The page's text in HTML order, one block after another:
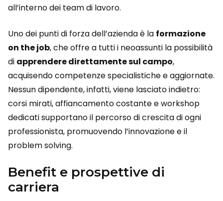
all’interno dei team di lavoro.
Uno dei punti di forza dell’azienda è la formazione
on the job, che offre a tutti i neoassunti la possibilità
di apprendere direttamente sul campo,
acquisendo competenze specialistiche e aggiornate.
Nessun dipendente, infatti, viene lasciato indietro:
corsi mirati, affiancamento costante e workshop
dedicati supportano il percorso di crescita di ogni
professionista, promuovendo l’innovazione e il
problem solving.
Benefit e prospettive di
carriera